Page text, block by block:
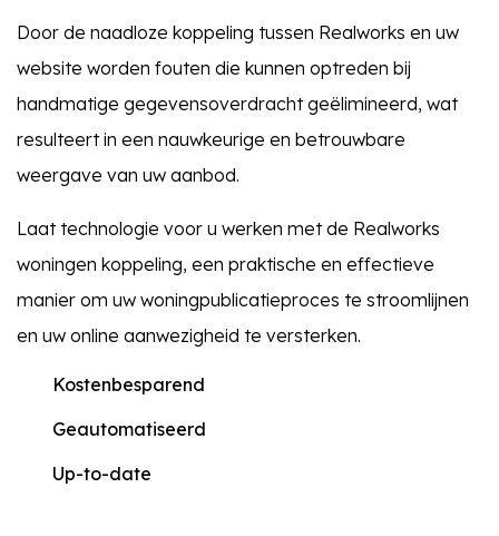
Door de naadloze koppeling tussen Realworks en uw
website worden fouten die kunnen optreden bij
handmatige gegevensoverdracht geëlimineerd, wat
resulteert in een nauwkeurige en betrouwbare
weergave van uw aanbod.
Laat technologie voor u werken met de Realworks
woningen koppeling, een praktische en effectieve
manier om uw woningpublicatieproces te stroomlijnen
en uw online aanwezigheid te versterken.
Kostenbesparend
Geautomatiseerd
Up-to-date